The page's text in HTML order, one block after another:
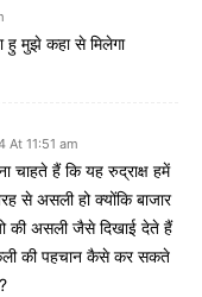
हु मुझे कहा से मिलेगा
At 11:51 am
चाहते हैं कि यह रुद्राक्ष हमें
से असली हो क्योंकि बाजार
की असली जैसे दिखाई देते हैं
की पहचान कैसे कर सकते